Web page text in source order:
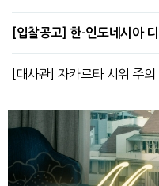
[입찰공고] 한-인도네시아
[대사관] 자카르타 시위 주